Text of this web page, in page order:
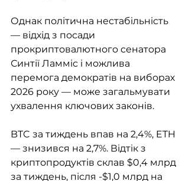
Однак політична нестабільність
— відхід з посади
прокриптовалютного сенатора
Синтії Ламміс і можлива
перемога демократів на виборах
2026 року — може загальмувати
ухвалення ключових законів.
BTC за тиждень впав на 2,4%, ETH
— знизився на 2,7%. Відтік з
криптопродуктів склав $0,4 млрд
за тиждень, після -$1,0 млрд на